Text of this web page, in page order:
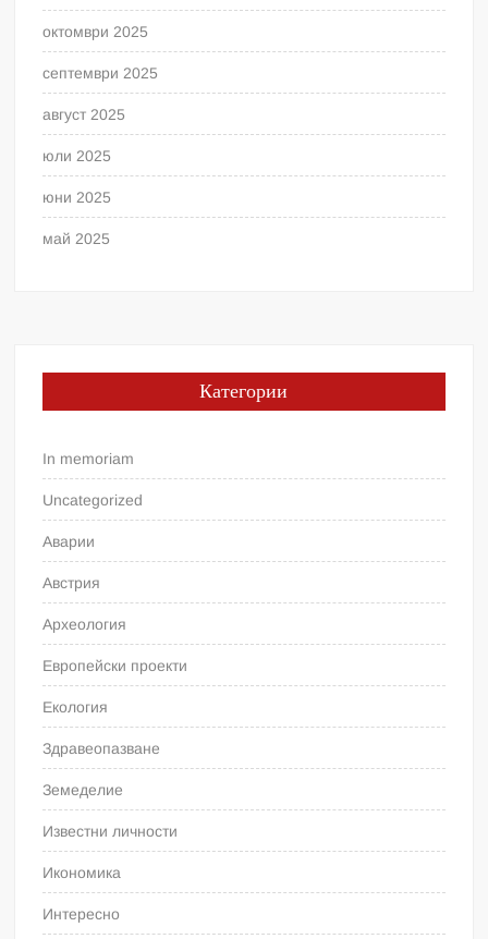
октомври 2025
септември 2025
август 2025
юли 2025
юни 2025
май 2025
Категории
In memoriam
Uncategorized
Аварии
Австрия
Археология
Европейски проекти
Екология
Здравеопазване
Земеделие
Известни личности
Икономика
Интересно